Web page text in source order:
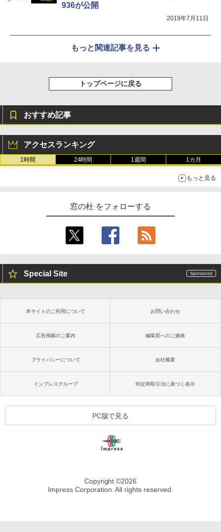
936が公開
2019年7月11日
もっと関連記事を見る
トップページに戻る
おすすめ記事
アクセスランキング
1時間 24時間 1週間 1カ月
もっと見る
窓の杜 をフォローする
Special Site
本サイトのご利用について お問い合わせ
広告掲載のご案内 編集部へのご連絡
プライバシーについて 会社概要
インプレスグループ 特定商取引法に基づく表示
PC版で見る
Copyright ©2026
Impress Corporation. All rights reserved.